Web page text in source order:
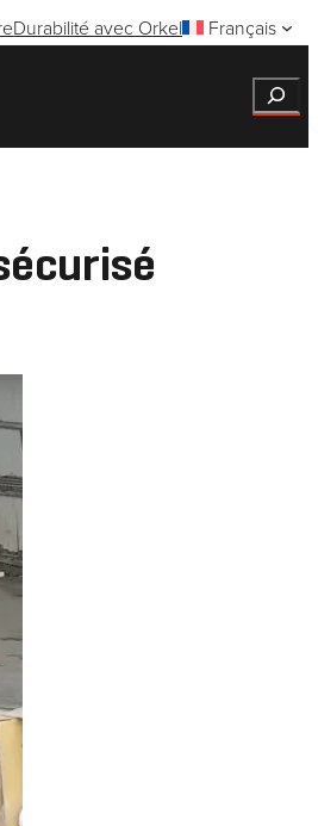
Durabilité avec Orkel Français
Search